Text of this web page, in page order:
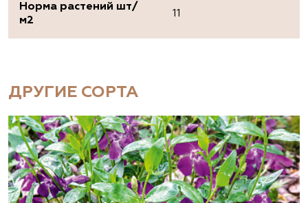
Норма растений шт/
м2
11
ДРУГИЕ СОРТА